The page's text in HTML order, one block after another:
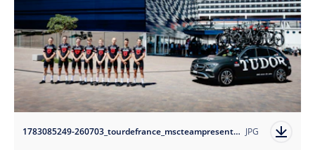
1783085249-260703_tourdefrance_mscteampresentation-tudorprocyclingteam_1?auto=format JPG